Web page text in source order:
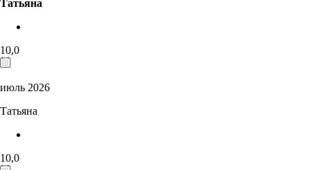
Татьяна
10,0
июль 2026
Татьяна
10,0